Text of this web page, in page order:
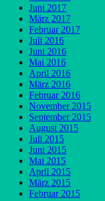
Juni 2017
März 2017
Februar 2017
Juli 2016
Juni 2016
Mai 2016
April 2016
März 2016
Februar 2016
November 2015
September 2015
August 2015
Juli 2015
Juni 2015
Mai 2015
April 2015
März 2015
Februar 2015